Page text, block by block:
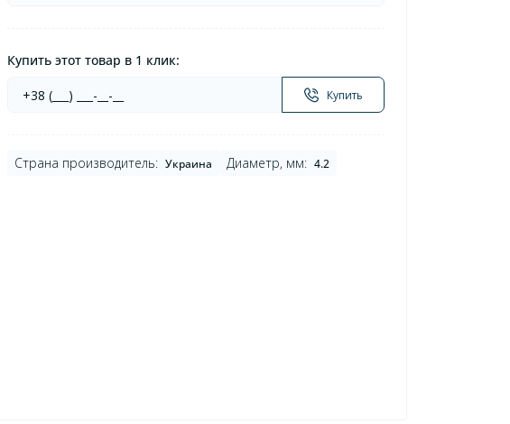
Купить этот товар в 1 клик:
Купить
Страна производитель: Украина Диаметр, мм: 4.2